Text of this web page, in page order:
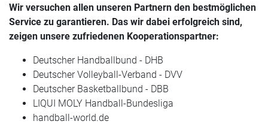
Wir versuchen allen unseren Partnern den bestmöglichen
Service zu garantieren. Das wir dabei erfolgreich sind,
zeigen unsere zufriedenen Kooperationspartner:
Deutscher Handballbund - DHB
Deutscher Volleyball-Verband - DVV
Deutscher Basketballbund - DBB
LIQUI MOLY Handball-Bundesliga
handball-world.de